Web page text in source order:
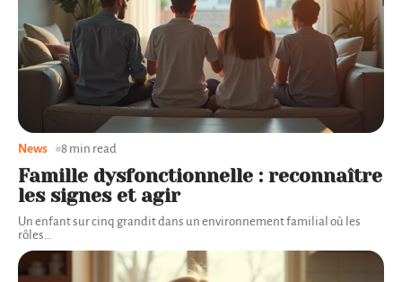
Famille dysfonctionnelle : reconnaître
les signes et agir
Un enfant sur cinq grandit dans un environnement familial où les
rôles…
News 8 min read